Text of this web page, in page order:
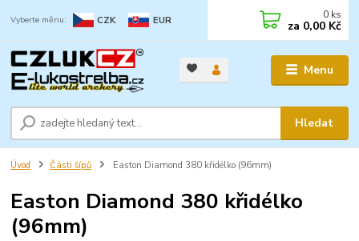
Menu
CZK EUR
Hledat
0 ks
za 0,00 Kč
Úvod Části šípů Easton Diamond 380 křidélko (96mm)
Easton Diamond 380 křidélko
(96mm)